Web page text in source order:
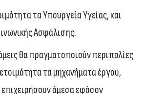
τα Υπουργεία Υγείας, και
Ασφάλισης.
θα πραγματοποιούν περιπολίες
τα μηχανήματα έργου,
άμεσα εφόσον